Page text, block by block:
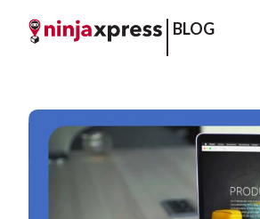
BLOG